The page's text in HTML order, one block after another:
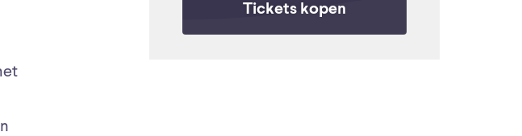
Tickets kopen